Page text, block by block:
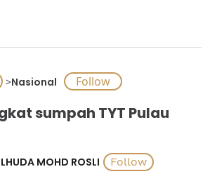
>Nasional
sumpah TYT Pulau
MOHD ROSLI